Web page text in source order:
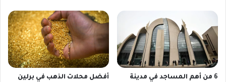
6 من أهم المساجد في مدينة
أفضل محلات الذهب في برلين